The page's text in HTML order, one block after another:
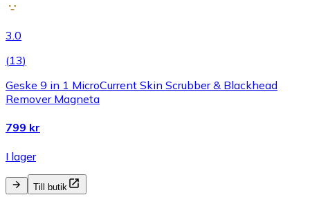
3.0
(13)
Geske 9 in 1 MicroCurrent Skin Scrubber & Blackhead
Remover Magneta
799 kr
I lager
Till butik